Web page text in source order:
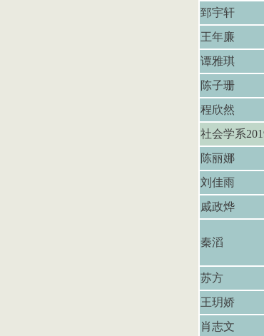
郅宇轩
王年廉
谭雅琪
陈子珊
程欣然
社会学系
陈丽娜
刘佳雨
戚政烨
秦滔
苏方
王玥娇
肖志文